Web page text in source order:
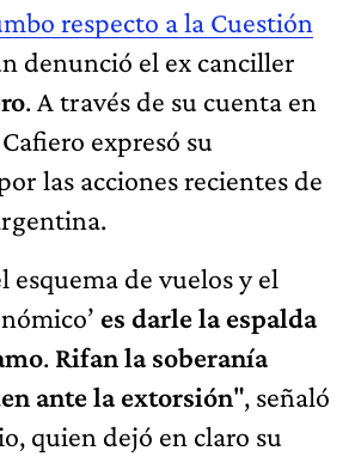
respecto a la Cuestión
denunció el ex canciller
. A través de su cuenta en
expresó su
las acciones recientes de
esquema de vuelos y el
es darle la espalda
. Rifan la soberanía
ante la extorsión", señaló
quien dejó en claro su